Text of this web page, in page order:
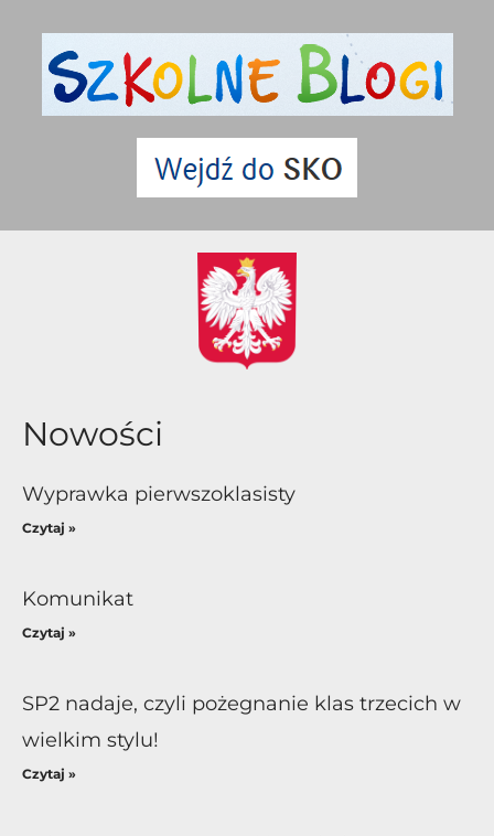
Nowości
Wyprawka pierwszoklasisty
Czytaj »
Komunikat
Czytaj »
SP2 nadaje, czyli pożegnanie klas trzecich w
wielkim stylu!
Czytaj »